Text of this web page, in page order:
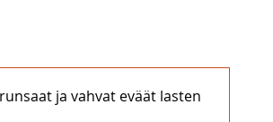
ja vahvat eväät lasten